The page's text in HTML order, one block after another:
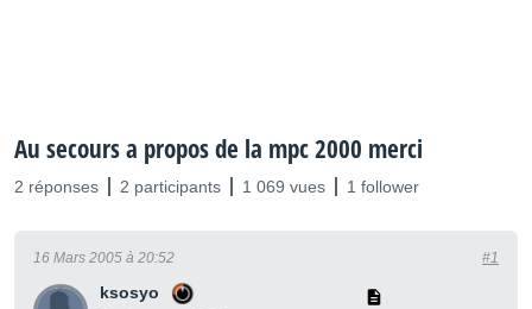
Au secours a propos de la mpc 2000 merci
2 réponses 2 participants 1 069 vues 1 follower
ksosyo
16 Mars 2005 à 20:52 #1